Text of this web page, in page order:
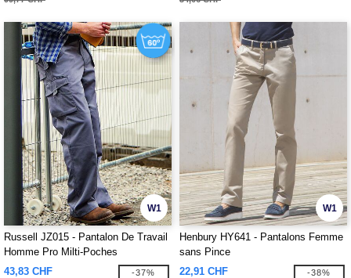
W1
Russell JZ015 - Pantalon De Travail
Homme Pro Milti-Poches
43,83 CHF
-37%
W1
Henbury HY641 - Pantalons Femme
sans Pince
22,91 CHF
-38%